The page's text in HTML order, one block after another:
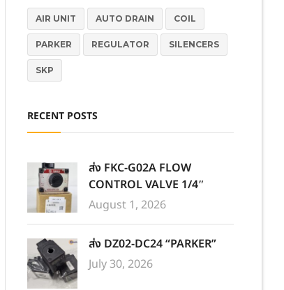
AIR UNIT AUTO DRAIN COIL
PARKER REGULATOR SILENCERS
SKP
RECENT POSTS
ส่ง FKC-G02A FLOW
CONTROL VALVE 1/4″
August 1, 2026
ส่ง DZ02-DC24 “PARKER”
July 30, 2026